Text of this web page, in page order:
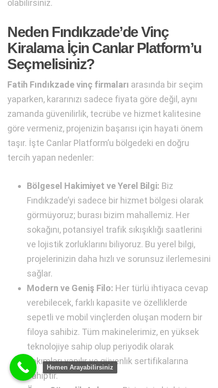
olabilirsiniz.
Neden Fındıkzade’de Vinç
Kiralama İçin Canlar Platform’u
Seçmelisiniz?
Fatih Fındıkzade vinç firmaları arasında bir seçim
yaparken, kararınızı sadece fiyata göre değil, aynı
zamanda güvenilirlik, tecrübe ve hizmet kalitesine
göre vermeniz, projenizin başarısı için hayati önem
taşır. İşte Canlar Platform’u bölgedeki en doğru
tercih yapan nedenler:
Bölgesel Hakimiyet ve Yerel Bilgi: Biz
Fındıkzade’yi sadece bir hizmet bölgesi olarak
görmüyoruz; burası bizim mahallemiz. Her
sokağını, potansiyel trafik sıkışıklığı saatlerini
ve lojistik zorluklarını biliyoruz. Bu yerel bilgi,
projelerinizin daha hızlı ve sorunsuz ilerlemesini
sağlar.
Modern ve Geniş Filo: Her türlü ihtiyaca cevap
verebilecek, farklı kapasite ve özelliklerde
sepetli ve mobil vinçlerden oluşan modern bir
filoya sahibiz. Tüm makinelerimiz, en yüksek
teknolojiye sahip olup periyodik olarak
bakımları yapılır ve güvenlik sertifikalarına
sahiptir.
Hemen Arayabilirsiniz